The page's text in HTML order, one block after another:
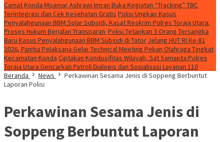
Camat Konda Moamar Ashrawi Imran Buka Kegiatan “Tracking” TBC
Terintegrasi dan Cek Kesehatan Gratis Polisi Ungkap Kasus
Penyalahgunaan BBM Solar Subsidi, Kasat Reskrim Polres Toraja Utara:
Proses Hukum Berjalan Transparan Polisi Tetapkan 3 Orang Tersangka
Baru Kasus Penyalahgunaan BBM Subsidi di Tator Jelang HUT RI Ke-81
2026, Panitia Pelaksana Gelar Technical Meeting Pekan Olahraga Tingkat
Kecamatan Konda Ciptakan Kondusifitas Wilayah, Sat Samapta Polres
Toraja Utara Gencarkan Patroli Dialogis dan Sosialisasi Layanan 110
Beranda
News
Perkawinan Sesama Jenis di Soppeng Berbuntut
Laporan Polisi
Perkawinan Sesama Jenis di
Soppeng Berbuntut Laporan